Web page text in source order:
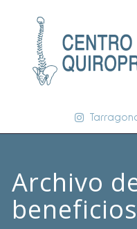
Archivo